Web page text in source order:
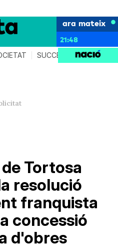
ara mateix
21:48
SUCCESSOS AGENDA
Tortosa
resolució
franquista
concessió
d'obres